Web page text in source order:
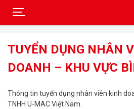
content
TUYỂN DỤNG NHÂN
DOANH – KHU VỰC
Thông tin tuyển dụng nhân viên kinh
TNHH U-MAC Việt Nam.